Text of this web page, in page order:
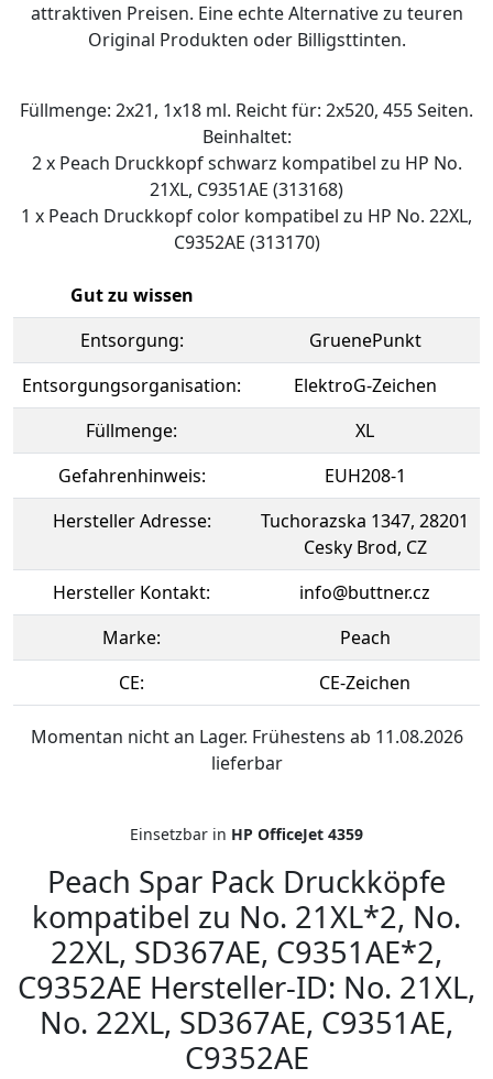
attraktiven Preisen. Eine echte Alternative zu teuren
Original Produkten oder Billigsttinten.
Füllmenge: 2x21, 1x18 ml. Reicht für: 2x520, 455 Seiten.
Beinhaltet:
2 x Peach Druckkopf schwarz kompatibel zu HP No.
21XL, C9351AE (313168)
1 x Peach Druckkopf color kompatibel zu HP No. 22XL,
C9352AE (313170)
Gut zu wissen
Entsorgung:
GruenePunkt
Entsorgungsorganisation:
ElektroG-Zeichen
Füllmenge:
XL
Gefahrenhinweis:
EUH208-1
Hersteller Adresse:
Tuchorazska 1347, 28201
Cesky Brod, CZ
Hersteller Kontakt:
info@buttner.cz
Marke:
Peach
CE:
CE-Zeichen
Momentan nicht an Lager. Frühestens ab 11.08.2026
lieferbar
Einsetzbar in HP OfficeJet 4359
Peach Spar Pack Druckköpfe
kompatibel zu No. 21XL*2, No.
22XL, SD367AE, C9351AE*2,
C9352AE Hersteller-ID: No. 21XL,
No. 22XL, SD367AE, C9351AE,
C9352AE